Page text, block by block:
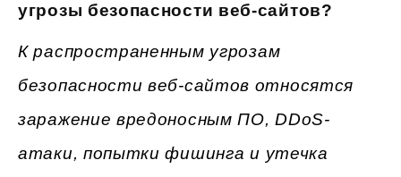
угрозы безопасности веб-сайтов?
К распространенным угрозам
безопасности веб-сайтов относятся
заражение вредоносным ПО, DDoS-
атаки, попытки фишинга и утечка